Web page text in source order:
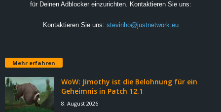
für Deinen Adblocker einzurichten. Kontaktieren Sie uns:
Kontaktieren Sie uns: stevinho@justnetwork.eu
Mehr erfahren
WoW: Jimothy ist die Belohnung für ein
Geheimnis in Patch 12.1
8. August 2026